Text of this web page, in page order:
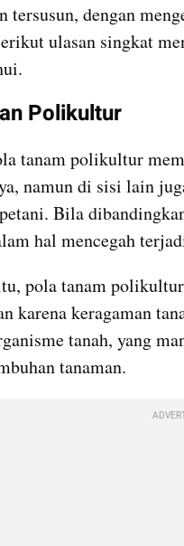
tersusun, dengan
ulasan singkat
Polikultur
tanam polikultur
namun di sisi lain
Bila
hal mencegah
pola tanam
karena keragaman
tanah, yang
tanaman.